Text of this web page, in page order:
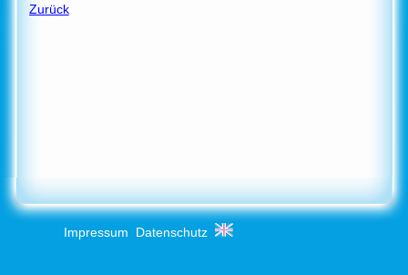
Zurück
Impressum Datenschutz